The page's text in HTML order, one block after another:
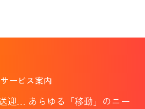
サービス案内
迎… あらゆる「移動」のニー